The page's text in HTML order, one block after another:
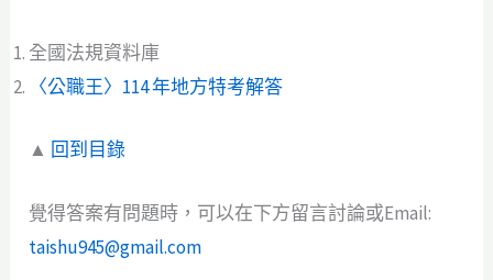
全國法規資料庫
〈公職王〉114 年地方特考解答
▲ 回到目錄
覺得答案有問題時，可以在下方留言討論或Email:
taishu945@gmail.com